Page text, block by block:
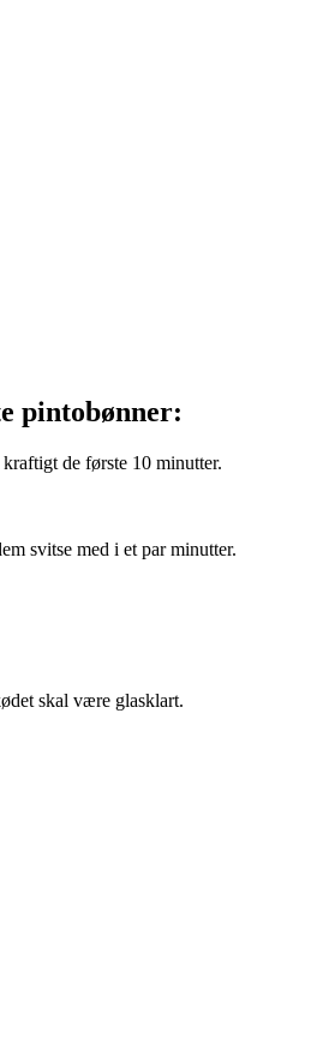
pintobønner:
de første 10 minutter.
svitse med i et par minutter.
skal være glasklart.